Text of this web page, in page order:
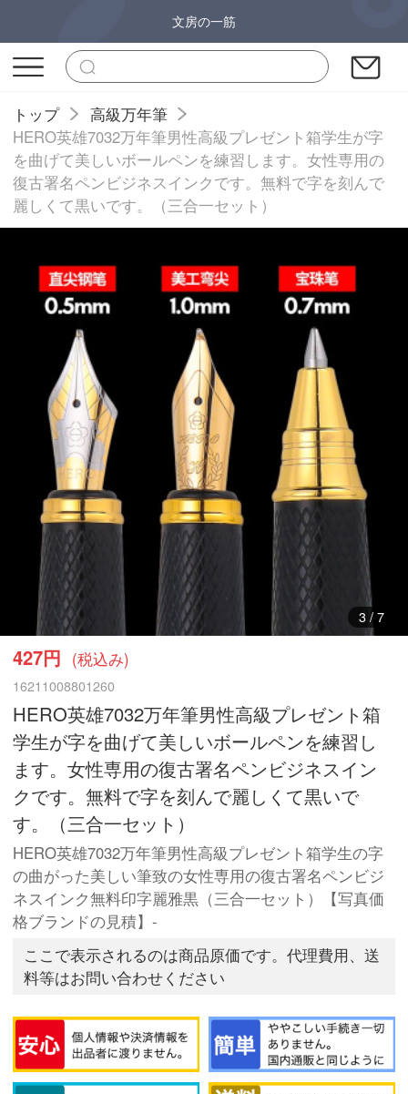
文房の一筋
トップ
高級万年筆
HERO英雄7032万年筆男性高級プレゼント箱学生が字
を曲げて美しいボールペンを練習します。女性専用の
復古署名ペンビジネスインクです。無料で字を刻んで
麗しくて黒いです。（三合一セット）
3/ 7
427円 (税込み)
16211008801260
HERO英雄7032万年筆男性高級プレゼント箱
学生が字を曲げて美しいボールペンを練習し
ます。女性専用の復古署名ペンビジネスイン
クです。無料で字を刻んで麗しくて黒いで
す。（三合一セット）
HERO英雄7032万年筆男性高級プレゼント箱学生の字
の曲がった美しい筆致の女性専用の復古署名ペンビジ
ネスインク無料印字麗雅黒（三合一セット）【写真価
格ブランドの見積】-
ここで表示されるのは商品原価です。代理費用、送
料等はお問い合わせください